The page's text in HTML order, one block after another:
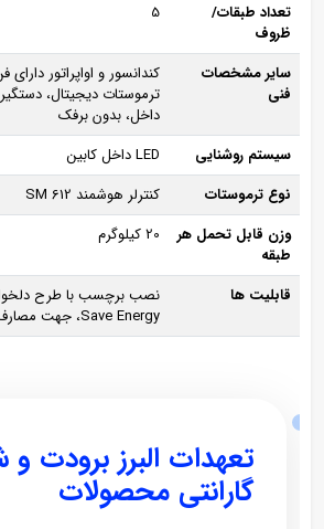
تعداد طبقات/
ظروف
5
سایر مشخصات
فنی
کندانسور و اواپراتور
ترموستات دیجیتال،
داخل، بدون برفک
سیستم روشنایی
LED داخل کابین
نوع ترموستات
کنترلر هوشمند SM 612
وزن قابل تحمل هر
طبقه
20 کیلوگرم
قابلیت ها
نصب برچسب با طرح
Save Energy، جهت مصارف غیر تبلیغاتی
تعهدات البرز برودت و
گارانتی محصولات